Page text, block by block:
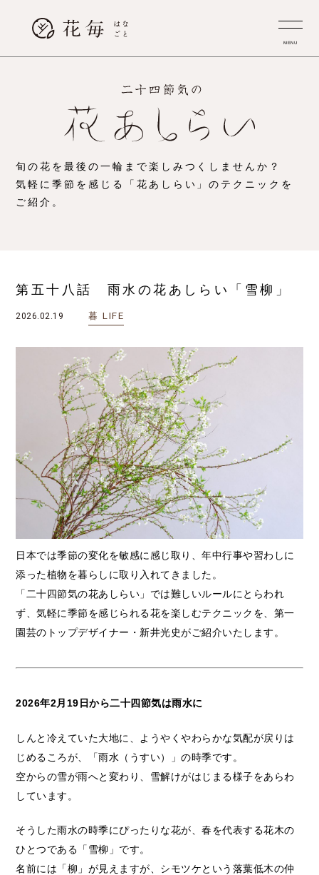
MENU
旬の花を最後の一輪まで楽しみつくしませんか？
気軽に季節を感じる「花あしらい」のテクニックを
ご紹介。
第五十八話 雨水の花あしらい「雪柳」
2026.02.19 暮 LIFE
日本では季節の変化を敏感に感じ取り、年中行事や習わしに
添った植物を暮らしに取り入れてきました。
「二十四節気の花あしらい」では難しいルールにとらわれ
ず、気軽に季節を感じられる花を楽しむテクニックを、第一
園芸のトップデザイナー・新井光史がご紹介いたします。
2026年2月19日から二十四節気は雨水に
しんと冷えていた大地に、ようやくやわらかな気配が戻りは
じめるころが、「雨水（うすい）」の時季です。
空からの雪が雨へと変わり、雪解けがはじまる様子をあらわ
しています。
そうした雨水の時季にぴったりな花が、春を代表する花木の
ひとつである「雪柳」です。
名前には「柳」が見えますが、シモツケという落葉低木の仲